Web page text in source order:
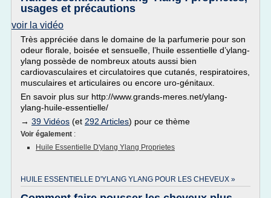
usages et précautions
voir la vidéo
Très appréciée dans le domaine de la parfumerie pour son
odeur florale, boisée et sensuelle, l’huile essentielle d’ylang-
ylang possède de nombreux atouts aussi bien
cardiovasculaires et circulatoires que cutanés, respiratoires,
musculaires et articulaires ou encore uro-génitaux.
En savoir plus sur http://www.grands-meres.net/ylang-
ylang-huile-essentielle/
→ 39 Vidéos (et 292 Articles) pour ce thème
Voir également :
Huile Essentielle D'ylang Ylang Proprietes
HUILE ESSENTIELLE D'YLANG YLANG POUR LES CHEVEUX »